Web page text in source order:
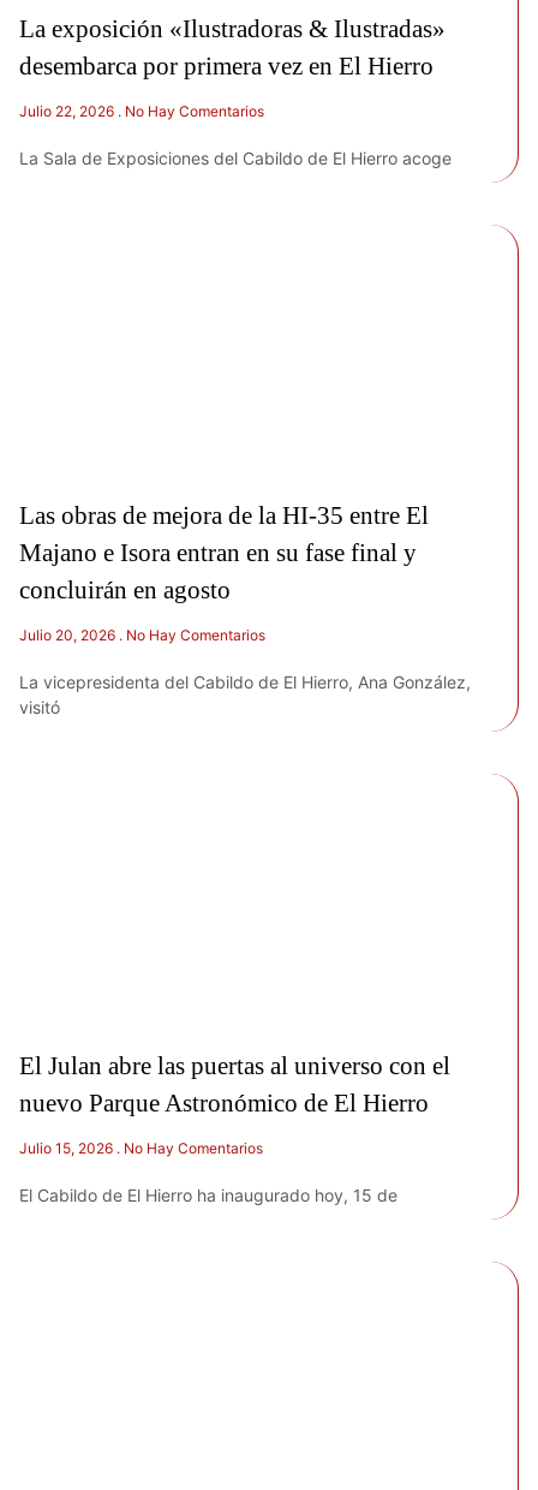
La exposición «Ilustradoras & Ilustradas»
desembarca por primera vez en El Hierro
Julio 22, 2026 No Hay Comentarios
La Sala de Exposiciones del Cabildo de El Hierro acoge
Las obras de mejora de la HI-35 entre El
Majano e Isora entran en su fase final y
concluirán en agosto
Julio 20, 2026 No Hay Comentarios
La vicepresidenta del Cabildo de El Hierro, Ana González,
visitó
El Julan abre las puertas al universo con el
nuevo Parque Astronómico de El Hierro
Julio 15, 2026 No Hay Comentarios
El Cabildo de El Hierro ha inaugurado hoy, 15 de